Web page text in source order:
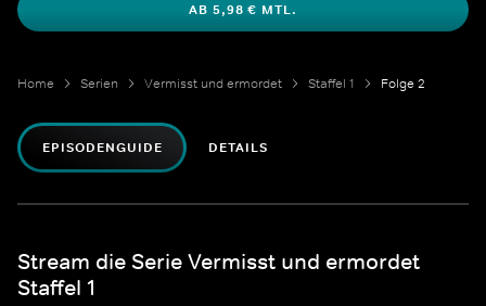
AB 5,98 € MTL.
Home Serien Vermisst und ermordet Staffel 1 Folge 2
EPISODENGUIDE DETAILS
Stream die Serie Vermisst und ermordet
Staffel 1